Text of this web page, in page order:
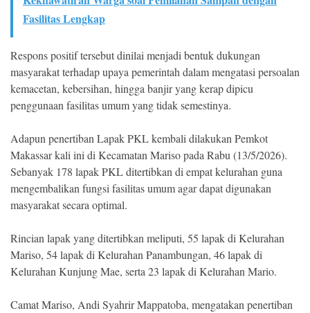
Fasilitas Lengkap
Respons positif tersebut dinilai menjadi bentuk dukungan
masyarakat terhadap upaya pemerintah dalam mengatasi persoalan
kemacetan, kebersihan, hingga banjir yang kerap dipicu
penggunaan fasilitas umum yang tidak semestinya.
Adapun penertiban Lapak PKL kembali dilakukan Pemkot
Makassar kali ini di Kecamatan Mariso pada Rabu (13/5/2026).
Sebanyak 178 lapak PKL ditertibkan di empat kelurahan guna
mengembalikan fungsi fasilitas umum agar dapat digunakan
masyarakat secara optimal.
Rincian lapak yang ditertibkan meliputi, 55 lapak di Kelurahan
Mariso, 54 lapak di Kelurahan Panambungan, 46 lapak di
Kelurahan Kunjung Mae, serta 23 lapak di Kelurahan Mario.
Camat Mariso, Andi Syahrir Mappatoba, mengatakan penertiban